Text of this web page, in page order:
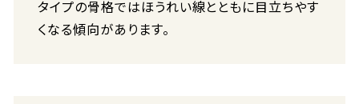
タイプの骨格ではほうれい線とともに目立ちやす
くなる傾向があります。